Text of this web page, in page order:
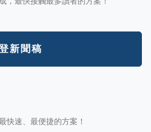
新聞稿
快速、最便捷的方案！